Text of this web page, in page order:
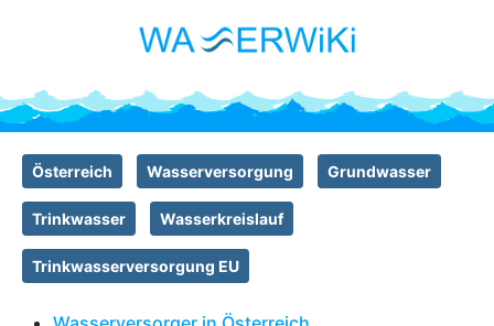
Österreich Wasserversorgung Grundwasser
Trinkwasser Wasserkreislauf
Trinkwasserversorgung EU